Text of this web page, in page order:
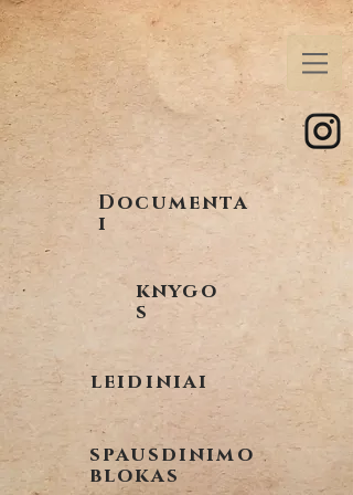
Documenta
i
knygo
s
leidiniai
spausdinimo
blokas